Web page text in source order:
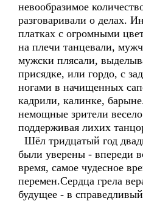
невообразимое
разговаривали о делах.
платках с огромными
на плечи танцевали,
мужски плясали,
присядке, или гордо, с
ногами в начищенных
кадрили, калинке,
немощные зрители
поддерживая лихих
Шёл тридцатый год
были уверены - впереди
время, самое чудесное
перемен.Сердца грела
будущее - в